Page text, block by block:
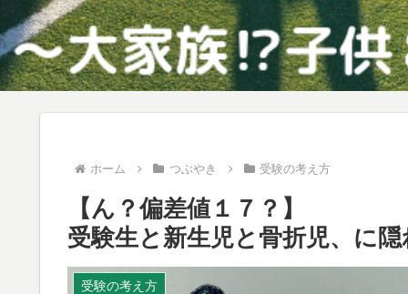
ホーム つぶやき 受験の考え方
【ん？偏差値１７？】
受験生と新生児と骨折児、に
受験の考え方